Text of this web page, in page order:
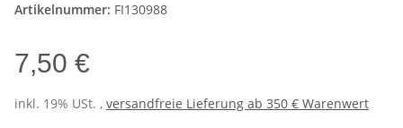
Artikelnummer: FI130988
7,50 €
inkl. 19% USt. , versandfreie Lieferung ab 350 € Warenwert